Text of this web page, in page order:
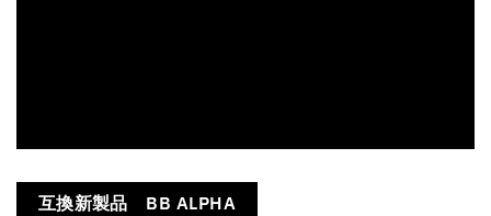
互換新製品 BB ALPHA